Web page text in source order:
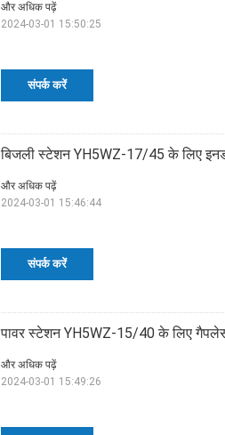
संपर्क करें
और अधिक पढ़ें
2024-03-01 15:50:25
बिजली स्टेशन YH5WZ-17/45 के लिए
संपर्क करें
और अधिक पढ़ें
2024-03-01 15:46:44
पावर स्टेशन YH5WZ-15/40 के लिए
और अधिक पढ़ें
2024-03-01 15:49:26